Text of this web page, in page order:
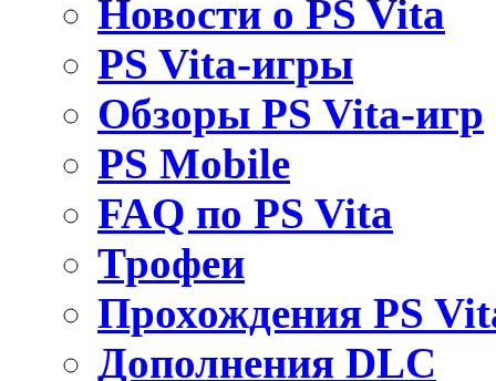
Новости о PS Vita
PS Vita-игры
Обзоры PS Vita-игр
PS Mobile
FAQ по PS Vita
Трофеи
Прохождения PS
Дополнения DLC